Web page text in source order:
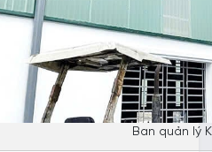
Ban quản lý